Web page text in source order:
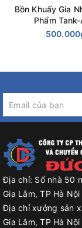
Bồn Khuấy Gia
Phẩm
Địa chỉ: Số nhà 50
Gia Lâm, TP Hà Nội
Địa chỉ xưởng sản
Gia Lâm, TP Hà Nội